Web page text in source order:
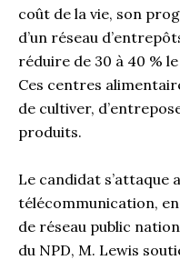
coût de la vie, son
d’un réseau
réduire de 30 à 40 %
Ces centres
de cultiver,
produits.
Le candidat s’attaque
télécommunication,
de réseau public
du NPD, M. Lewis